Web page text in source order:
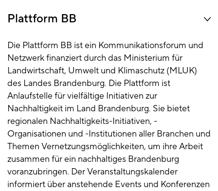
Plattform BB
Die Plattform BB ist ein Kommunikationsforum und
Netzwerk finanziert durch das Ministerium für
Landwirtschaft, Umwelt und Klimaschutz (MLUK)
des Landes Brandenburg. Die Plattform ist
Anlaufstelle für vielfältige Initiativen zur
Nachhaltigkeit im Land Brandenburg. Sie bietet
regionalen Nachhaltigkeits-Initiativen, -
Organisationen und -Institutionen aller Branchen und
Themen Vernetzungsmöglichkeiten, um ihre Arbeit
zusammen für ein nachhaltiges Brandenburg
voranzubringen. Der Veranstaltungskalender
informiert über anstehende Events und Konferenzen